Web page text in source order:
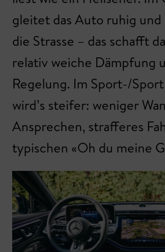
gleitet das Auto ruhig
die Strasse – das schafft
relativ weiche Dämpfung
Regelung. Im Sport-/
wird’s steifer: weniger
Ansprechen, strafferes
typischen «Oh du meine